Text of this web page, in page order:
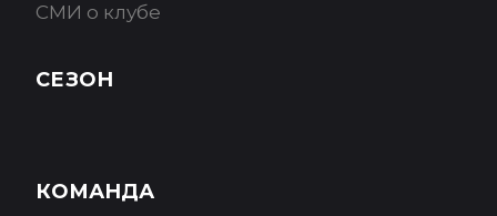
СМИ о клубе
СЕЗОН
КОМАНДА